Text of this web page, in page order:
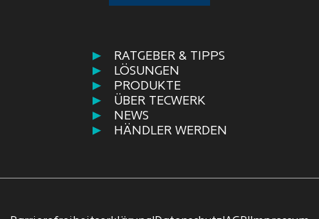
RATGEBER & TIPPS
LÖSUNGEN
PRODUKTE
ÜBER TECWERK
NEWS
HÄNDLER WERDEN